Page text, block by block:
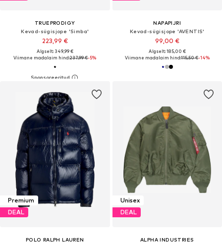
TRUEPRODIGY
Kevad-sügisjope 'Simba'
223,99 €
Algselt: 349,99 €
Viimane madalaim hind:237,99 €-5%
NAPAPIJRI
Kevad-sügisjope 'AVENTIS'
99,00 €
Algselt: 185,00 €
Viimane madalaim hind:115,50 €-14%
Premium
DEAL
POLO RALPH LAUREN
Unisex
DEAL
ALPHA INDUSTRIES